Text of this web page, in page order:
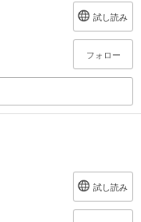
試し読み
フォロー
試し読み